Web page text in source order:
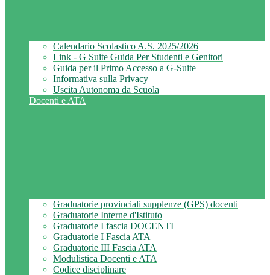
Calendario Scolastico A.S. 2025/2026
Link - G Suite Guida Per Studenti e Genitori
Guida per il Primo Accesso a G-Suite
Informativa sulla Privacy
Uscita Autonoma da Scuola
Docenti e ATA
Graduatorie provinciali supplenze (GPS) docenti
Graduatorie Interne d'Istituto
Graduatorie I fascia DOCENTI
Graduatorie I Fascia ATA
Graduatorie III Fascia ATA
Modulistica Docenti e ATA
Codice disciplinare